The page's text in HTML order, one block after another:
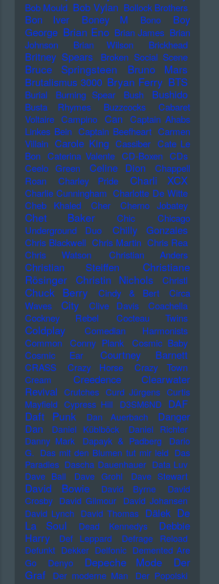
Bob Mould Bob Vylan Bollock Brothers
Bon Iver Boney M Bono
Boy
George Brian Eno Brian James Brian
Johnson
Brian Wilson Brickhead
Britney Spears Broken Social Scene
Bruce Springsteen Bruno Mars
Brutalismus 3000 Bryan Ferry BTS
Burial Burning Spear Bush Bushido
Busta Rhymes Buzzcocks
Cabaret
Voltaire Campino Can
Captain Ahabs
Linkes Bein Captain Beefheart Carmen
Villain Carole King Cassiber Cate Le
Bon
Caterina Valente CD-Boxen
CDs
Ceelo Green
Celine Dion
Chappell
Roan
Charley Pride Charli XCX
Charlie Cunningham Charlotte De Witte
Cheb Khaled
Cher Cherno Jobatey
Chet Baker Chic
Chicago
Underground Duo
Chilly Gonzales
Chris Blackwell Chris Martin Chris Rea
Chris Watson
Christian Anders
Christian Steiffen
Christiane
Rösinger
Christin Nichols Christl
Chuck Berry Cindy & Bert
Circa
Waves
City Clive Davis
Coachella
Cockney Rebel
Cocteau Twins
Coldplay
Comedian Harmonists
Common
Conny Plank
Cosmic Baby
Cosmic Ear
Courtney Barnett
CRASS Crazy Horse Crazy Town
Cream
Creedence Clearwater
Revival
Crutches Curd Jürgens Curtis
Mayfield Cypress Hill D3SM6ND DAF
Daft Punk Dan Auerbach
Danger
Dan
Daniel Küblböck
Daniel Richter
Danny Mark
Dapayk & Padberg
Dario
G. Das mit den Blumen tut mir leid Das
Paradies Dascha Dauenhauer Data Luv
Dave Ball
Dave Grohl Dave Stewart
David Bowie David Byrne
David
Crosby David Gilmour David Johansen
David Lynch David Thomas Dälek De
La Soul
Dead Kennedys
Debbie
Harry
Def Leppard
Defrage Reload
Defunkt Dekker Delfonic Demented Are
Go
Denyo Depeche Mode
Der
Graf
Der moderne Man
Der Popolski